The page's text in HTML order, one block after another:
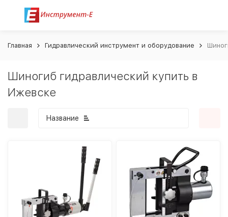
Главная Гидравлический инструмент и оборудование
Шиногиб гидравлический купить в
Ижевске
Название
покупателей